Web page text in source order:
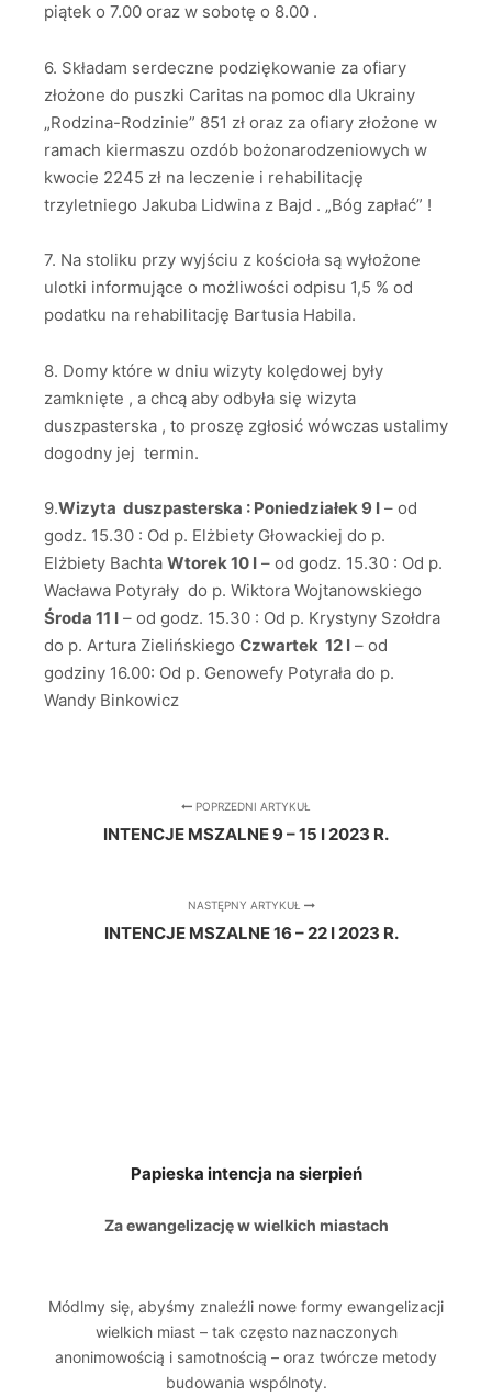
piątek o 7.00 oraz w sobotę o 8.00 .
6. Składam serdeczne podziękowanie za ofiary
złożone do puszki Caritas na pomoc dla Ukrainy
„Rodzina-Rodzinie” 851 zł oraz za ofiary złożone w
ramach kiermaszu ozdób bożonarodzeniowych w
kwocie 2245 zł na leczenie i rehabilitację
trzyletniego Jakuba Lidwina z Bajd . „Bóg zapłać” !
7. Na stoliku przy wyjściu z kościoła są wyłożone
ulotki informujące o możliwości odpisu 1,5 % od
podatku na rehabilitację Bartusia Habila.
8. Domy które w dniu wizyty kolędowej były
zamknięte , a chcą aby odbyła się wizyta
duszpasterska , to proszę zgłosić wówczas ustalimy
dogodny jej termin.
9.Wizyta duszpasterska : Poniedziałek 9 I – od
godz. 15.30 : Od p. Elżbiety Głowackiej do p.
Elżbiety Bachta Wtorek 10 I – od godz. 15.30 : Od p.
Wacława Potyrały do p. Wiktora Wojtanowskiego
Środa 11 I – od godz. 15.30 : Od p. Krystyny Szołdra
do p. Artura Zielińskiego Czwartek 12 I – od
godziny 16.00: Od p. Genowefy Potyrała do p.
Wandy Binkowicz
POPRZEDNI ARTYKUŁ
INTENCJE MSZALNE 9 – 15 I 2023 R.
NASTĘPNY ARTYKUŁ
INTENCJE MSZALNE 16 – 22 I 2023 R.
Papieska intencja na sierpień
Za ewangelizację w wielkich miastach
Módlmy się, abyśmy znaleźli nowe formy ewangelizacji
wielkich miast – tak często naznaczonych
anonimowością i samotnością – oraz twórcze metody
budowania wspólnoty.